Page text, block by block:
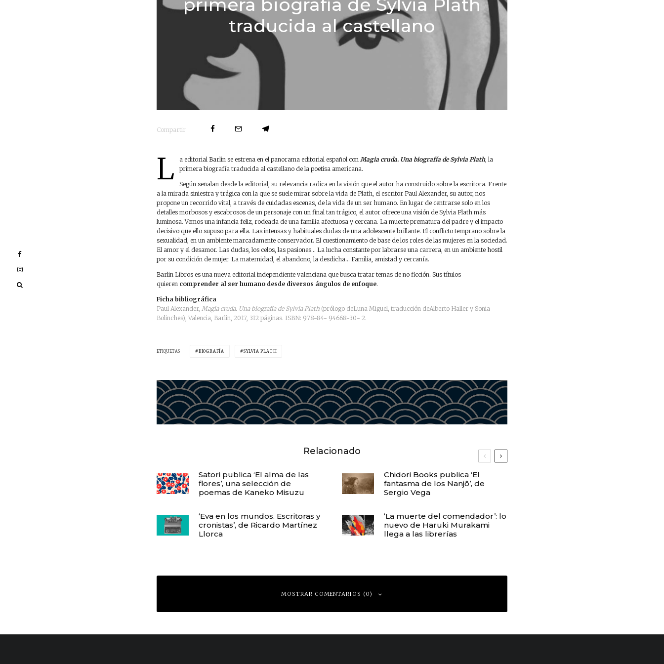
primera biografía de Sylvia Plath
traducida al castellano
Compartir
L a editorial Barlin se estrena en el panorama editorial español con Magia cruda. Una biografía de Sylvia Plath, la
primera biografía traducida al castellano de la poetisa americana.
Según señalan desde la editorial, su relevancia radica en la visión que el autor ha construido sobre la escritora. Frente
a la mirada siniestra y trágica con la que se suele mirar sobre la vida de Plath, el escritor Paul Alexander, su autor, nos
propone un recorrido vital, a través de cuidadas escenas, de la vida de un ser humano. En lugar de centrarse solo en los
detalles morbosos y escabrosos de un personaje con un final tan trágico, el autor ofrece una visión de Sylvia Plath más
luminosa. Vemos una infancia feliz, rodeada de una familia afectuosa y cercana. La muerte prematura del padre y el impacto
decisivo que ello supuso para ella. Las intensas y habituales dudas de una adolescente brillante. El conflicto temprano sobre la
sexualidad, en un ambiente marcadamente conservador. El cuestionamiento de base de los roles de las mujeres en la sociedad.
El amor y el desamor. Las dudas, los celos, las pasiones… La lucha constante por labrarse una carrera, en un ambiente hostil
por su condición de mujer. La maternidad, el abandono, la desdicha… Familia, amistad y cercanía.
Barlin Libros es una nueva editorial independiente valenciana que busca tratar temas de no ficción. Sus títulos
quieren comprender al ser humano desde diversos ángulos de enfoque.
Ficha bibliográfica
Paul Alexander, Magia cruda. Una biografía de Sylvia Plath (prólogo deLuna Miguel, traducción deAlberto Haller y Sonia
Bolinches), Valencia, Barlin, 2017, 312 páginas. ISBN: 978-84- 94668-30- 2.
ETIQUETAS BIOGRAFÍA SYLVIA PLATH
Relacionado
Satori publica ‘El alma de las
flores’, una selección de
poemas de Kaneko Misuzu
Chidori Books publica ‘El
fantasma de los Nanjô’, de
Sergio Vega
‘Eva en los mundos. Escritoras y
cronistas’, de Ricardo Martínez
Llorca
‘La muerte del comendador’: lo
nuevo de Haruki Murakami
llega a las librerías
MOSTRAR COMENTARIOS (0)